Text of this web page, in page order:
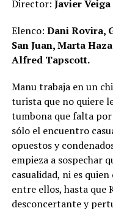
Director: Javier Veiga
Elenco: Dani Rovira,
San Juan, Marta
Alfred Tapscott.
Manu trabaja en un
turista que no quiere
tumbona que falta
sólo el encuentro
opuestos y
empieza a sospechar
casualidad, ni es
entre ellos, hasta que
desconcertante y